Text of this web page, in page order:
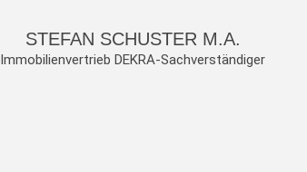
STEFAN SCHUSTER M.A.
Immobilienvertrieb DEKRA-Sachverständiger